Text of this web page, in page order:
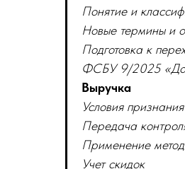
Понятие и
Новые термины и
Подготовка к
ФСБУ 9/2025
Выручка
Условия
Передача
Применение
Учет скидок